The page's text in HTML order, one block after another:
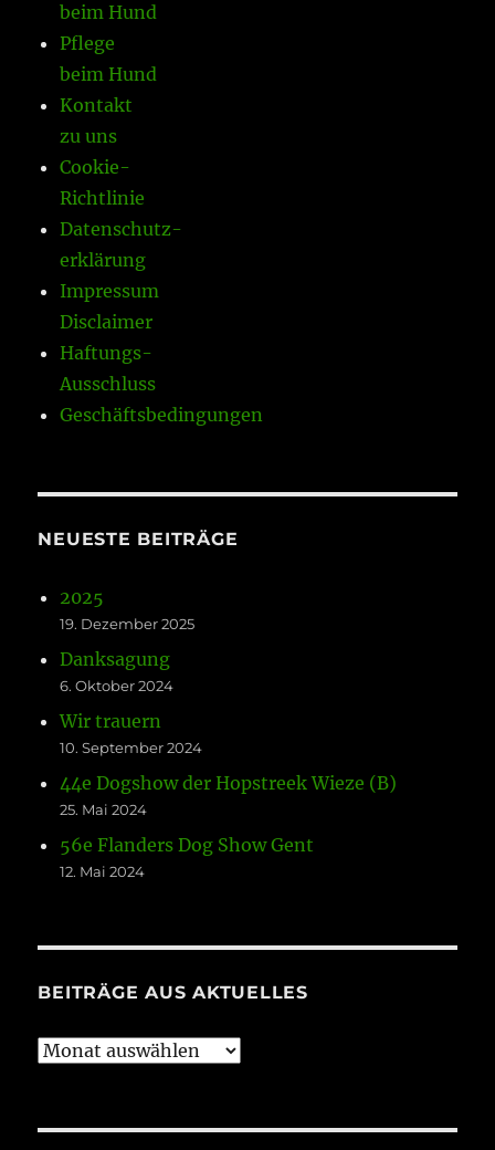
beim Hund
Pflege
beim Hund
Kontakt
zu uns
Cookie-
Richtlinie
Datenschutz-
erklärung
Impressum
Disclaimer
Haftungs-
Ausschluss
Geschäftsbedingungen
NEUESTE BEITRÄGE
2025
19. Dezember 2025
Danksagung
6. Oktober 2024
Wir trauern
10. September 2024
44e Dogshow der Hopstreek Wieze (B)
25. Mai 2024
56e Flanders Dog Show Gent
12. Mai 2024
BEITRÄGE AUS AKTUELLES
Beiträge